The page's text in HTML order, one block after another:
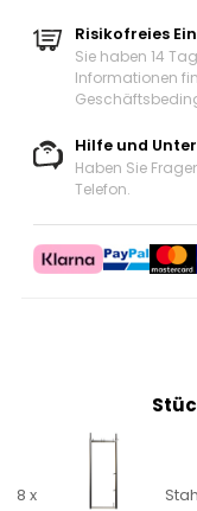
Risikofreies
Sie haben 14
Informationen
Hilfe und
Haben Sie
Telefon.
8 x